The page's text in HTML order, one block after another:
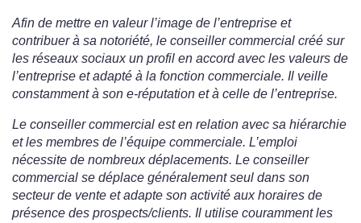
Afin de mettre en valeur l’image de l’entreprise et
contribuer à sa notoriété, le conseiller commercial créé sur
les réseaux sociaux un profil en accord avec les valeurs de
l’entreprise et adapté à la fonction commerciale. Il veille
constamment à son e-réputation et à celle de l’entreprise.
Le conseiller commercial est en relation avec sa hiérarchie
et les membres de l’équipe commerciale. L’emploi
nécessite de nombreux déplacements. Le conseiller
commercial se déplace généralement seul dans son
secteur de vente et adapte son activité aux horaires de
présence des prospects/clients. Il utilise couramment les